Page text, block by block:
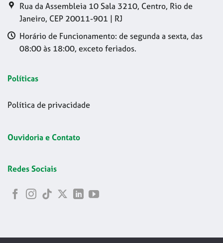
Rua da Assembleia 10 Sala 3210, Centro, Rio de
Janeiro, CEP 20011-901 | RJ
Horário de Funcionamento: de segunda a sexta, das
08:00 às 18:00, exceto feriados.
Políticas
Política de privacidade
Ouvidoria e Contato
Redes Sociais